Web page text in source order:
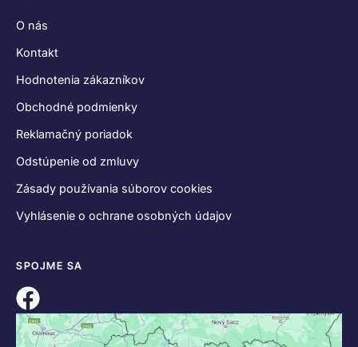
O nás
Kontakt
Hodnotenia zákazníkov
Obchodné podmienky
Reklamačný poriadok
Odstúpenie od zmluvy
Zásady používania súborov cookies
Vyhlásenie o ochrane osobných údajov
SPOJME SA